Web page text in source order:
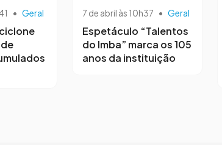
• Geral 7 de abril às 10h37 • Geral
Espetáculo “Talentos
do Imba” marca os 105
anos da instituição